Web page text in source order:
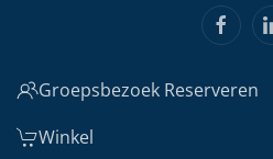
Groepsbezoek Reserveren
Winkel